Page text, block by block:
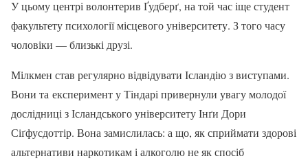
У цьому центрі волонтерив Ґудберґ, на той час іще студент
факультету психології місцевого університету. З того часу
чоловіки — близькі друзі.
Мілкмен став регулярно відвідувати Ісландію з виступами.
Вони та експеримент у Тіндарі привернули увагу молодої
дослідниці з Ісландського університету Інґи Дори
Сіґфусдоттір. Вона замислилась: а що, як сприймати здорові
альтернативи наркотикам і алкоголю не як спосіб